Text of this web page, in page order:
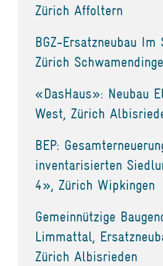
Zürich Affoltern
BGZ-Ersatzneubau
Zürich
«DasHaus»: Neubau
West, Zürich
BEP:
inventarisierten
4», Zürich Wipkingen
Gemeinnützige
Limmattal,
Zürich Albisrieden